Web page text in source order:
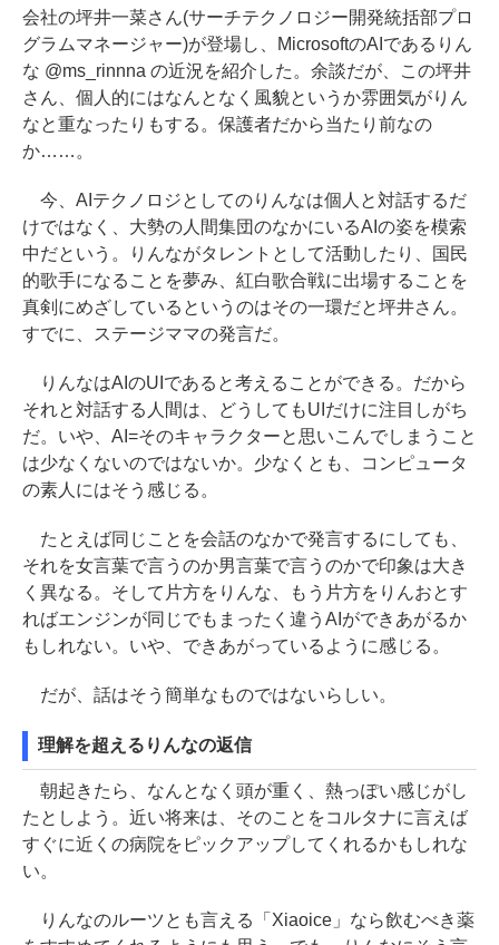
会社の坪井一菜さん(サーチテクノロジー開発統括部プロ
グラムマネージャー)が登場し、MicrosoftのAIであるりん
な @ms_rinnna の近況を紹介した。余談だが、この坪井
さん、個人的にはなんとなく風貌というか雰囲気がりん
なと重なったりもする。保護者だから当たり前なの
か……。
今、AIテクノロジとしてのりんなは個人と対話するだ
けではなく、大勢の人間集団のなかにいるAIの姿を模索
中だという。りんながタレントとして活動したり、国民
的歌手になることを夢み、紅白歌合戦に出場することを
真剣にめざしているというのはその一環だと坪井さん。
すでに、ステージママの発言だ。
りんなはAIのUIであると考えることができる。だから
それと対話する人間は、どうしてもUIだけに注目しがち
だ。いや、AI=そのキャラクターと思いこんでしまうこと
は少なくないのではないか。少なくとも、コンピュータ
の素人にはそう感じる。
たとえば同じことを会話のなかで発言するにしても、
それを女言葉で言うのか男言葉で言うのかで印象は大き
く異なる。そして片方をりんな、もう片方をりんおとす
ればエンジンが同じでもまったく違うAIができあがるか
もしれない。いや、できあがっているように感じる。
だが、話はそう簡単なものではないらしい。
理解を超えるりんなの返信
朝起きたら、なんとなく頭が重く、熱っぽい感じがし
たとしよう。近い将来は、そのことをコルタナに言えば
すぐに近くの病院をピックアップしてくれるかもしれな
い。
りんなのルーツとも言える「Xiaoice」なら飲むべき薬